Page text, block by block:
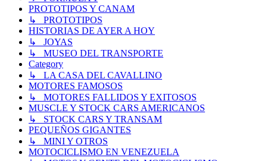
PROTOTIPOS Y CANAM
↳ PROTOTIPOS
HISTORIAS DE AYER A HOY
↳ JOYAS
↳ MUSEO DEL TRANSPORTE
Category
↳ LA CASA DEL CAVALLINO
MOTORES FAMOSOS
↳ MOTORES FALLIDOS Y EXITOSOS
MUSCLE Y STOCK CARS AMERICANOS
↳ STOCK CARS Y TRANSAM
PEQUEÑOS GIGANTES
↳ MINI Y OTROS
MOTOCICLISMO EN VENEZUELA